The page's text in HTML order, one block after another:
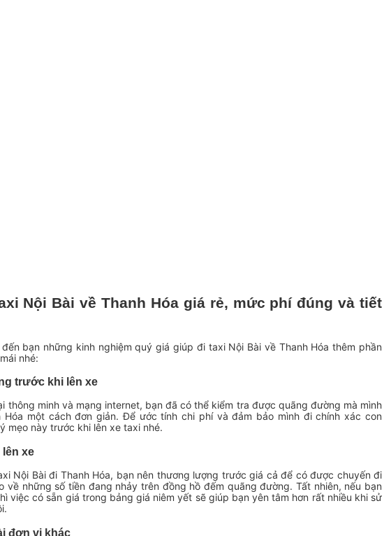
Nội Bài về Thanh Hóa giá rẻ, mức phí đúng và tiết
bạn những kinh nghiệm quý giá giúp đi taxi Nội Bài về Thanh Hóa thêm phần
nhé:
trước khi lên xe
thông minh và mạng internet, bạn đã có thể kiểm tra được quãng đường mà mình
Hóa một cách đơn giản. Để ước tính chi phí và đảm bảo mình đi chính xác con
mẹo này trước khi lên xe taxi nhé.
xe
Nội Bài đi Thanh Hóa, bạn nên thương lượng trước giá cả để có được chuyến đi
về những số tiền đang nhảy trên đồng hồ đếm quãng đường. Tất nhiên, nếu bạn
việc có sẵn giá trong bảng giá niêm yết sẽ giúp bạn yên tâm hơn rất nhiều khi sử
đơn vị khác